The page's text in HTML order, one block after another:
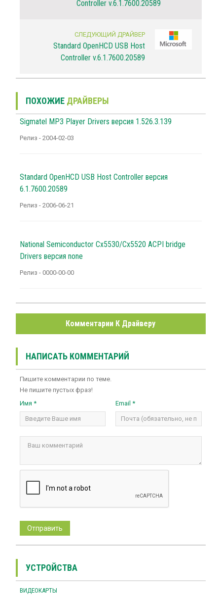
Controller v.6.1.7600.20589
СЛЕДУЮЩИЙ ДРАЙВЕР
Standard OpenHCD USB Host
Controller v.6.1.7600.20589
ПОХОЖИЕ ДРАЙВЕРЫ
Sigmatel MP3 Player Drivers версия 1.526.3.139
Релиз - 2004-02-03
Standard OpenHCD USB Host Controller версия
6.1.7600.20589
Релиз - 2006-06-21
National Semiconductor Cx5530/Cx5520 ACPI bridge
Drivers версия none
Релиз - 0000-00-00
Комментарии К Драйверу
НАПИСАТЬ КОММЕНТАРИЙ
Пишите комментарии по теме.
Не пишите пустых фраз!
Имя *
Email *
УСТРОЙСТВА
ВИДЕОКАРТЫ